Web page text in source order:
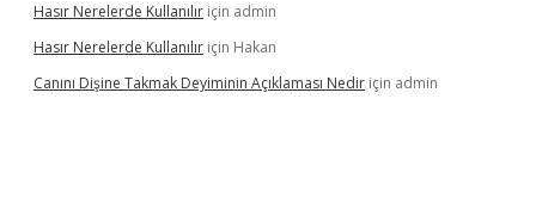
Hasır Nerelerde Kullanılır için admin
Hasır Nerelerde Kullanılır için Hakan
Canını Dişine Takmak Deyiminin Açıklaması Nedir için admin